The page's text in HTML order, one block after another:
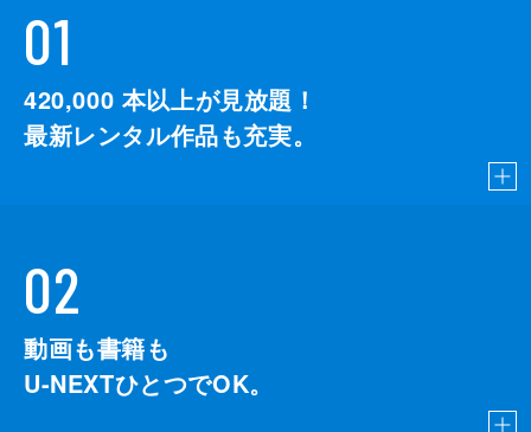
01
420,000 本以上が見放題！
最新レンタル作品も充実。
02
動画も書籍も
U-NEXTひとつでOK。